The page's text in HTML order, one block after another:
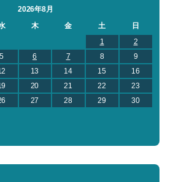
2026年8月
木 金 土
日
1
2
5 6 7 8
9
13 14 15
16
20 21 22
23
27 28 29
30